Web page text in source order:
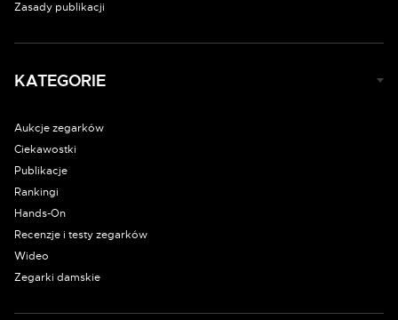
Zasady publikacji
KATEGORIE
Aukcje zegarków
Ciekawostki
Publikacje
Rankingi
Hands-On
Recenzje i testy zegarków
Wideo
Zegarki damskie